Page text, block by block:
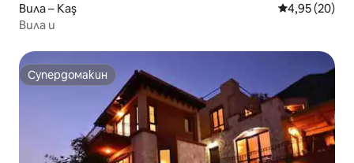
Вила – Kaş Средна
4,95 (20)
Вила и
Супердомакин
Супердомакин